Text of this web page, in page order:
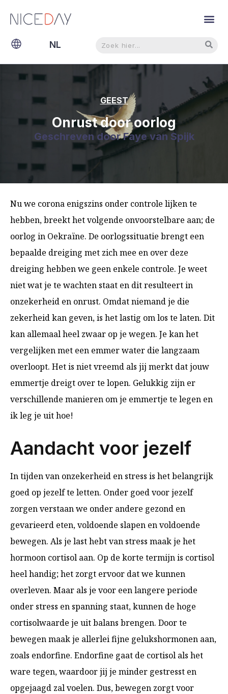
NL
EN
GEEST
Onrust door oorlog
Geschreven doorFaye van Spijk
Nu we corona enigszins onder controle lijken te
hebben, breekt het volgende onvoorstelbare aan; de
oorlog in Oekraïne. De oorlogssituatie brengt een
bepaalde dreiging met zich mee en over deze
dreiging hebben we geen enkele controle. Je weet
niet wat je te wachten staat en dit resulteert in
onzekerheid en onrust. Omdat niemand je die
zekerheid kan geven, is het lastig om los te laten. Dit
kan allemaal heel zwaar op je wegen. Je kan het
vergelijken met een emmer water die langzaam
overloopt. Het is niet vreemd als jij merkt dat jouw
emmertje dreigt over te lopen. Gelukkig zijn er
verschillende manieren om je emmertje te legen en
ik leg je uit hoe!
Aandacht voor jezelf
In tijden van onzekerheid en stress is het belangrijk
goed op jezelf te letten. Onder goed voor jezelf
zorgen verstaan we onder andere gezond en
gevarieerd eten, voldoende slapen en voldoende
bewegen. Als je last hebt van stress maak je het
hormoon cortisol aan. Op de korte termijn is cortisol
heel handig; het zorgt ervoor dat we kunnen
overleven. Maar als je voor een langere periode
onder stress en spanning staat, kunnen de hoge
cortisolwaarde je uit balans brengen. Door te
bewegen maak je allerlei fijne gelukshormonen aan,
zoals endorfine. Endorfine gaat de cortisol als het
ware tegen, waardoor jij je minder gestresst en
opgejaagd zal voelen. Dus, bewegen zorgt voor